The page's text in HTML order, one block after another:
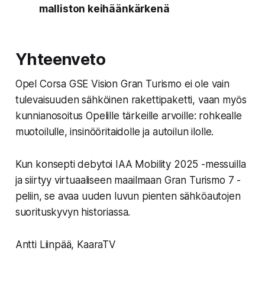
malliston keihäänkärkenä
Yhteenveto
Opel Corsa GSE Vision Gran Turismo ei ole vain
tulevaisuuden sähköinen rakettipaketti, vaan myös
kunnianosoitus Opelille tärkeille arvoille: rohkealle
muotoilulle, insinööritaidolle ja autoilun ilolle.
Kun konsepti debytoi IAA Mobility 2025 -messuilla
ja siirtyy virtuaaliseen maailmaan Gran Turismo 7 -
peliin, se avaa uuden luvun pienten sähköautojen
suorituskyvyn historiassa.
Antti Liinpää, KaaraTV